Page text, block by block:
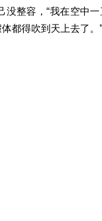
没整容，“我在空中
都得吹到天上去了。